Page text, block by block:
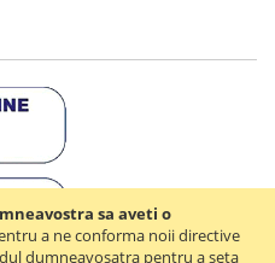
sa aveti o
a ne conforma noii directive
dumneavosatra pentru a seta